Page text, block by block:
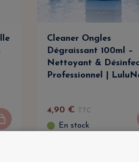
Cleaner Ongles
Dégraissant 100ml –
Nettoyant &
Professionnel |
4,90 € TTC
En stock